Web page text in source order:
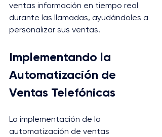
ventas información en tiempo real
durante las llamadas, ayudándoles a
personalizar sus ventas.
Implementando la
Automatización de
Ventas Telefónicas
La implementación de la
automatización de ventas